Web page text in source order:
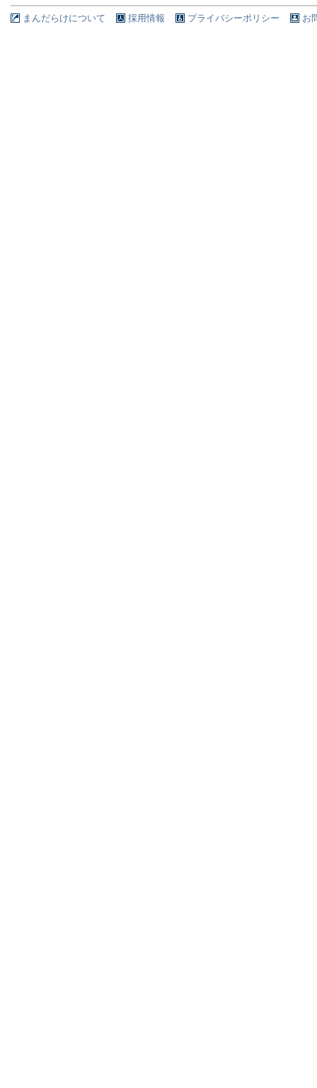
まんだらけについて 採用情報 プライバシーポリシー お